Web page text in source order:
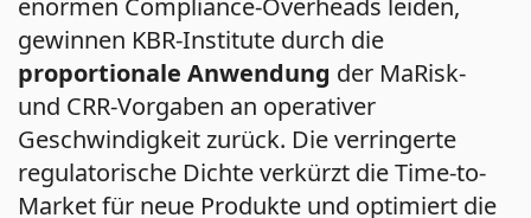
enormen Compliance-Overheads leiden,
gewinnen KBR-Institute durch die
proportionale Anwendung der MaRisk-
und CRR-Vorgaben an operativer
Geschwindigkeit zurück. Die verringerte
regulatorische Dichte verkürzt die Time-to-
Market für neue Produkte und optimiert die